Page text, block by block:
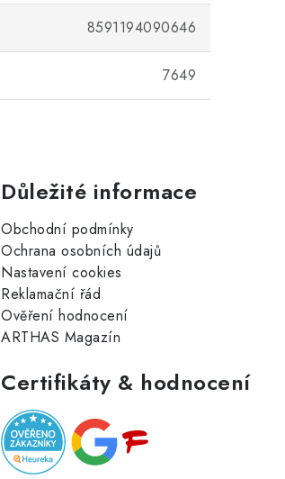
8591194090646
7649
Důležité informace
Obchodní podmínky
Ochrana osobních údajů
Nastavení cookies
Reklamační řád
Ověření hodnocení
ARTHAS Magazín
Certifikáty & hodnocení